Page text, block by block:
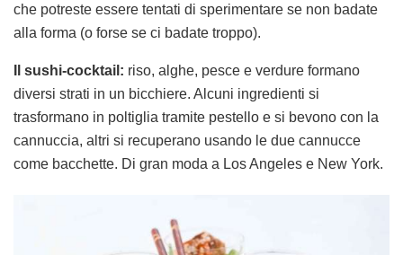
che potreste essere tentati di sperimentare se non badate
alla forma (o forse se ci badate troppo).
Il sushi-cocktail: riso, alghe, pesce e verdure formano
diversi strati in un bicchiere. Alcuni ingredienti si
trasformano in poltiglia tramite pestello e si bevono con la
cannuccia, altri si recuperano usando le due cannucce
come bacchette. Di gran moda a Los Angeles e New York.